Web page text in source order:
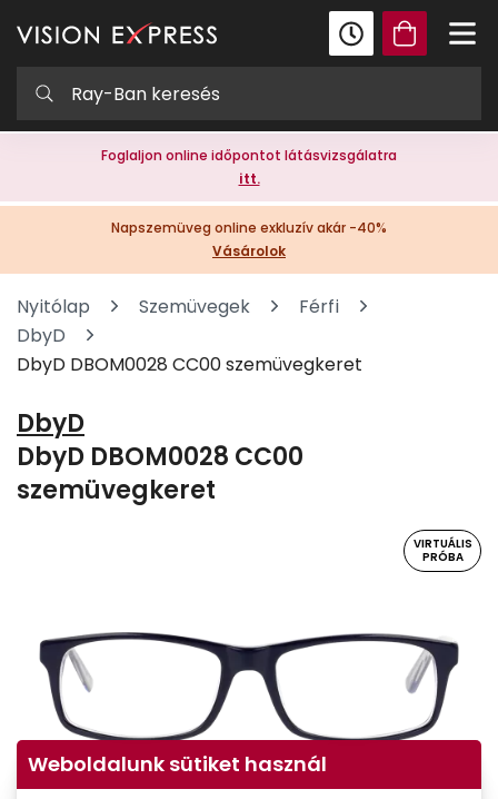
Foglaljon online időpontot látásvizsgálatra
itt.
Napszemüveg online exkluzív akár -40%
Vásárolok
Nyitólap Szemüvegek
Férfi
DbyD
DbyD DBOM0028 CC00 szemüvegkeret
DbyD
DbyD DBOM0028 CC00
szemüvegkeret
VIRTUÁLIS
PRÓBA
Weboldalunk sütiket használ